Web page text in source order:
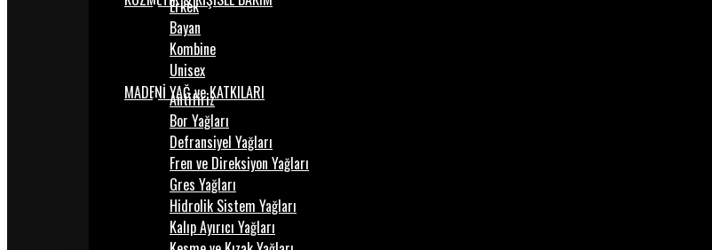
Erkek
Bayan
Kombine
Unisex
MADENİ YAĞ ve KATKILARI
Antifiriz
Bor Yağları
Defransiyel Yağları
Fren ve Direksiyon Yağları
Gres Yağları
Hidrolik Sistem Yağları
Kalıp Ayırıcı Yağları